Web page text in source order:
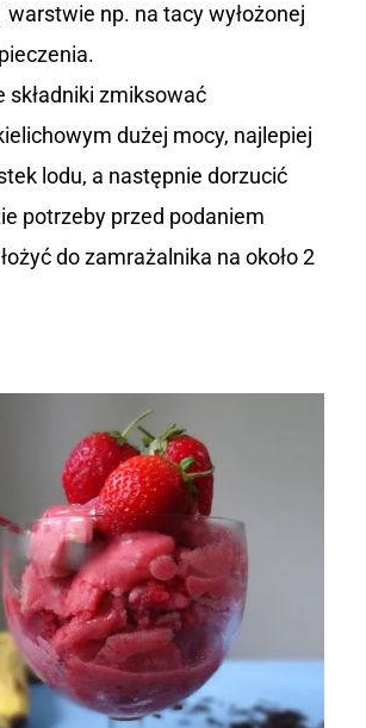
warstwie np. na tacy wyłożonej
składniki zmiksować
dużej mocy, najlepiej
lodu, a następnie dorzucić
potrzeby przed podaniem
do zamrażalnika na około 2